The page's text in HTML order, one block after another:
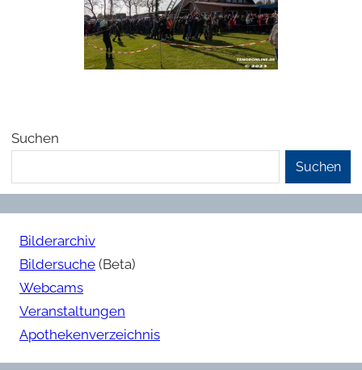
Suchen
Suchen
Bilderarchiv
Bildersuche (Beta)
Webcams
Veranstaltungen
Apothekenverzeichnis